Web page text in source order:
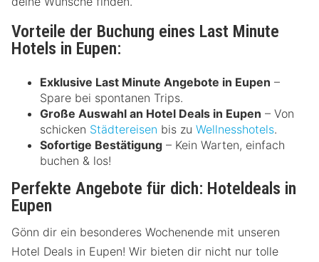
Vorteile der Buchung eines Last Minute
Hotels in Eupen:
Exklusive Last Minute Angebote in Eupen –
Spare bei spontanen Trips.
Große Auswahl an Hotel Deals in Eupen – Von
schicken Städtereisen bis zu Wellnesshotels.
Sofortige Bestätigung – Kein Warten, einfach
buchen & los!
Perfekte Angebote für dich: Hoteldeals in
Eupen
Gönn dir ein besonderes Wochenende mit unseren
Hotel Deals in Eupen! Wir bieten dir nicht nur tolle